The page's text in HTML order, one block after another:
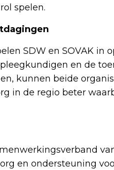
spelen.
SDW en SOVAK in
en de
kunnen beide
in de regio beter
en ondersteuning